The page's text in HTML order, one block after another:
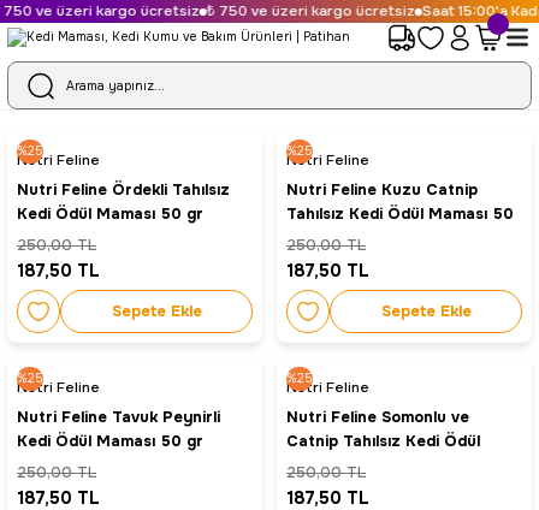
ve üzeri kargo ücretsiz ₺ 750 ve üzeri kargo ücretsiz Saat 15:00'a
%25
Nutri Feline
Nutri Feline Ördekli Tahılsız
Kedi Ödül Maması 50 gr
250,00 TL
187,50 TL
Sepete Ekle
%25
Nutri Feline
Nutri Feline Kuzu Catnip
Tahılsız Kedi Ödül Maması 50
gr
250,00 TL
187,50 TL
Sepete Ekle
%25
Nutri Feline
Nutri Feline Tavuk Peynirli
Kedi Ödül Maması 50 gr
250,00 TL
187,50 TL
%25
Nutri Feline
Nutri Feline Somonlu ve
Catnip Tahılsız Kedi Ödül
Maması 50 gr
250,00 TL
187,50 TL